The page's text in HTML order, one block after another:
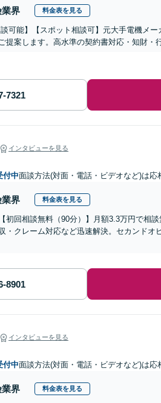
界 料金表を見る
談可能】【スポット相談可】元大手電機メ
提案します。高水準の契約書対応・知財・
インタビューを見る
付中面談方法(対面・電話・ビデオなど)は応
界 料金表を見る
初回相談無料（90分）】月額3.3万円で相
・クレーム対応など迅速解決。セカンド
インタビューを見る
付中面談方法(対面・電話・ビデオなど)は応
界 料金表を見る